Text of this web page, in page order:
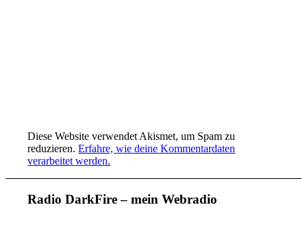
Diese Website verwendet Akismet, um Spam zu
reduzieren.Erfahre, wie deine Kommentardaten
verarbeitet werden.
Radio DarkFire – mein Webradio